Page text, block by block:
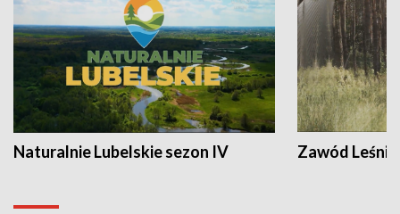
Naturalnie Lubelskie sezon IV Zawód Leśnik